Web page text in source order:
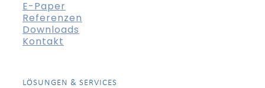
E-Paper
Referenzen
Downloads
Kontakt
LÖSUNGEN & SERVICES